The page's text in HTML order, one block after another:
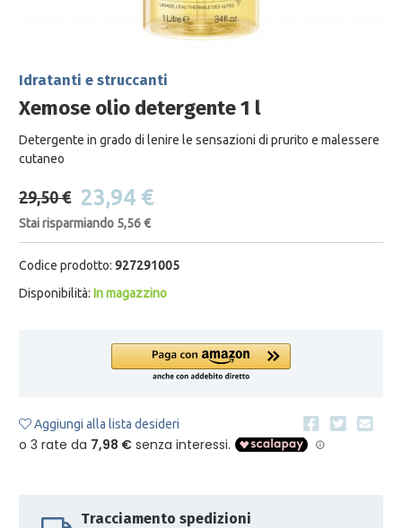
Idratanti e struccanti
Xemose olio detergente 1 l
Detergente in grado di lenire le sensazioni di prurito e malessere
cutaneo
29,50 € 23,94 €
Stai risparmiando 5,56 €
Codice prodotto: 927291005
Disponibilità: In magazzino
Aggiungi alla lista desideri
Tracciamento spedizioni